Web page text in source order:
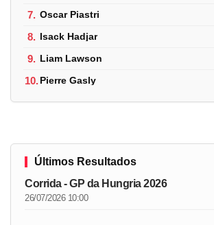
7. Oscar Piastri
8. Isack Hadjar
9. Liam Lawson
10.Pierre Gasly
Últimos Resultados
Corrida - GP da Hungria 2026
26/07/2026 10:00